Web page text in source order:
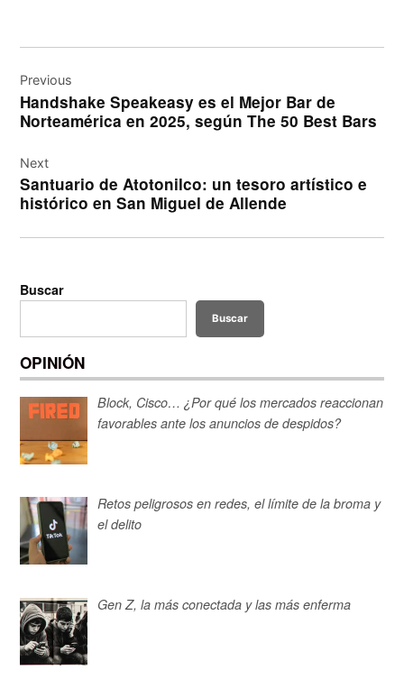
de
entradas
Previous
Handshake Speakeasy es el Mejor Bar de
Norteamérica en 2025, según The 50 Best Bars
Next
Santuario de Atotonilco: un tesoro artístico e
histórico en San Miguel de Allende
Buscar
Buscar
OPINIÓN
Block, Cisco… ¿Por qué los mercados reaccionan
favorables ante los anuncios de despidos?
Retos peligrosos en redes, el límite de la broma y
el delito
Gen Z, la más conectada y las más enferma